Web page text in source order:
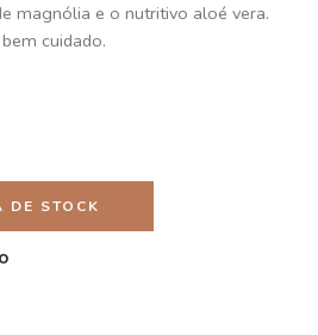
magnólia e o nutritivo aloé vera.
cuidado.
DE STOCK